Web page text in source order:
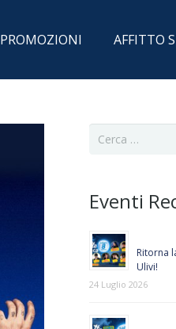
PROMOZIONI AFFITTO
Ricerca
Eventi
Ritorna
Ulivi!
24 Luglio 2026